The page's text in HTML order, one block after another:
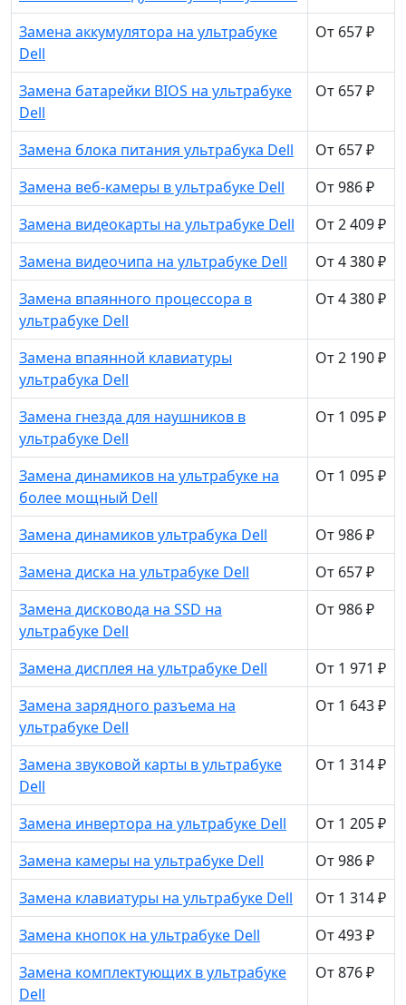
Замена аккумулятора на ультрабуке
Dell
От 657 ₽
Замена батарейки BIOS на ультрабуке
Dell
От 657 ₽
Замена блока питания ультрабука Dell
От 657 ₽
Замена веб-камеры в ультрабуке Dell
От 986 ₽
Замена видеокарты на ультрабуке Dell
От 2 409 ₽
Замена видеочипа на ультрабуке Dell
От 4 380 ₽
Замена впаянного процессора в
ультрабуке Dell
От 4 380 ₽
Замена впаянной клавиатуры
ультрабука Dell
От 2 190 ₽
Замена гнезда для наушников в
ультрабуке Dell
От 1 095 ₽
Замена динамиков на ультрабуке на
более мощный Dell
От 1 095 ₽
Замена динамиков ультрабука Dell
От 986 ₽
Замена диска на ультрабуке Dell
От 657 ₽
Замена дисковода на SSD на
ультрабуке Dell
От 986 ₽
Замена дисплея на ультрабуке Dell
От 1 971 ₽
Замена зарядного разъема на
ультрабуке Dell
От 1 643 ₽
Замена звуковой карты в ультрабуке
Dell
От 1 314 ₽
Замена инвертора на ультрабуке Dell
От 1 205 ₽
Замена камеры на ультрабуке Dell
От 986 ₽
Замена клавиатуры на ультрабуке Dell
От 1 314 ₽
Замена кнопок на ультрабуке Dell
От 493 ₽
Замена комплектующих в ультрабуке
Dell
От 876 ₽